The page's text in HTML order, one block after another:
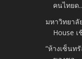
คนไทยด
มหาวิทยาลั
House
“ห้างเซ็นท